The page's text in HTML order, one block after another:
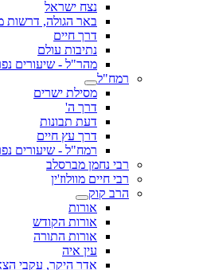
נצח ישראל
באר הגולה, דרשות
דרך חיים
נתיבות עולם
מהר"ל - שיעורים
רמח"ל
מסילת ישרים
דרך ה'
דעת תבונות
דרך עץ חיים
רמח"ל - שיעורים
רבי נחמן מברסלב
רבי חיים מוולוז'ין
הרב קוק
אורות
אורות הקודש
אורות התורה
עין איה
אדר היקר, עקבי